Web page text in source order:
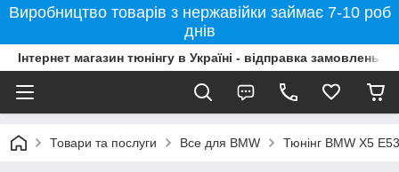
Виробництво товарів з нержавійки займає 7-10 роб
днів
Інтернет магазин тюнінгу в Україні - відправка замовлень
Товари та послуги Все для BMW Тюнінг BMW X5